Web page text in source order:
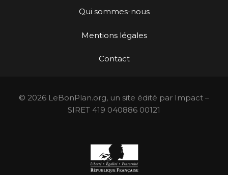
Qui sommes-nous
Mentions légales
Contact
© 2026 LeBonPlan.org, un site édité par Impact –
SIRET 419 040886 00121